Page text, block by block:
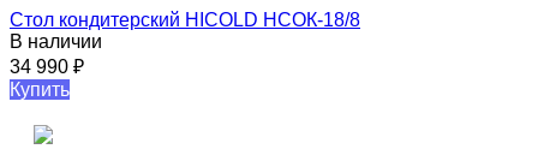
Стол кондитерский HICOLD НСОК-18/8
В наличии
34 990 ₽
Купить